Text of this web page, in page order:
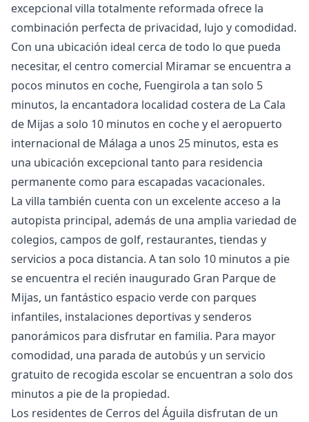
excepcional villa totalmente reformada ofrece la
combinación perfecta de privacidad, lujo y comodidad.
Con una ubicación ideal cerca de todo lo que pueda
necesitar, el centro comercial Miramar se encuentra a
pocos minutos en coche, Fuengirola a tan solo 5
minutos, la encantadora localidad costera de La Cala
de Mijas a solo 10 minutos en coche y el aeropuerto
internacional de Málaga a unos 25 minutos, esta es
una ubicación excepcional tanto para residencia
permanente como para escapadas vacacionales.
La villa también cuenta con un excelente acceso a la
autopista principal, además de una amplia variedad de
colegios, campos de golf, restaurantes, tiendas y
servicios a poca distancia. A tan solo 10 minutos a pie
se encuentra el recién inaugurado Gran Parque de
Mijas, un fantástico espacio verde con parques
infantiles, instalaciones deportivas y senderos
panorámicos para disfrutar en familia. Para mayor
comodidad, una parada de autobús y un servicio
gratuito de recogida escolar se encuentran a solo dos
minutos a pie de la propiedad.
Los residentes de Cerros del Águila disfrutan de un